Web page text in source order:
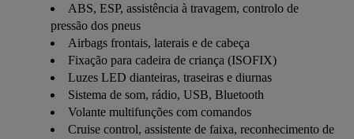
ABS, ESP, assistência à travagem, controlo de
pressão dos pneus
Airbags frontais, laterais e de cabeça
Fixação para cadeira de criança (ISOFIX)
Luzes LED dianteiras, traseiras e diurnas
Sistema de som, rádio, USB, Bluetooth
Volante multifunções com comandos
Cruise control, assistente de faixa, reconhecimento de